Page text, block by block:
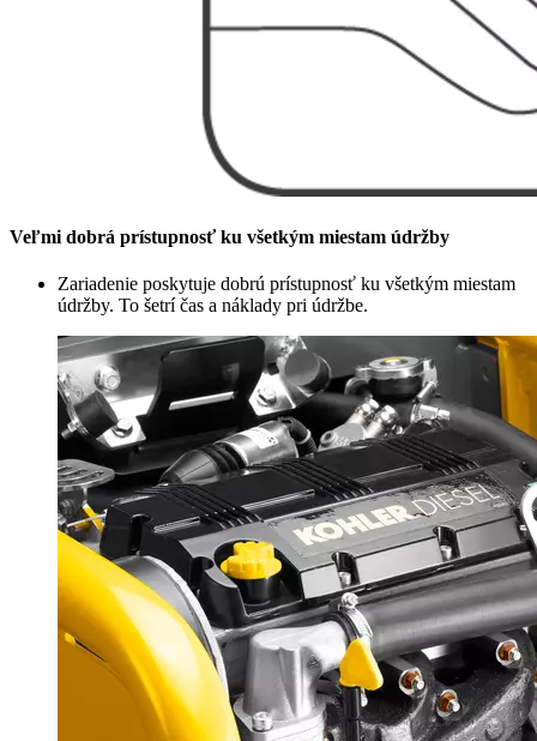
Veľmi dobrá prístupnosť ku všetkým miestam údržby
Zariadenie poskytuje dobrú prístupnosť ku všetkým miestam
údržby. To šetrí čas a náklady pri údržbe.